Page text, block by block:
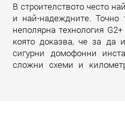
В строителството често
и най-надеждните. Точно
неполярна технология
която доказва, че за да
сигурни домофонни
сложни схеми и